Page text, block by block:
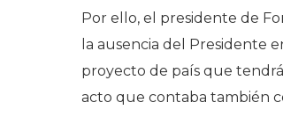
Por ello, el presidente de
la ausencia del Presidente
proyecto de país que
acto que contaba también